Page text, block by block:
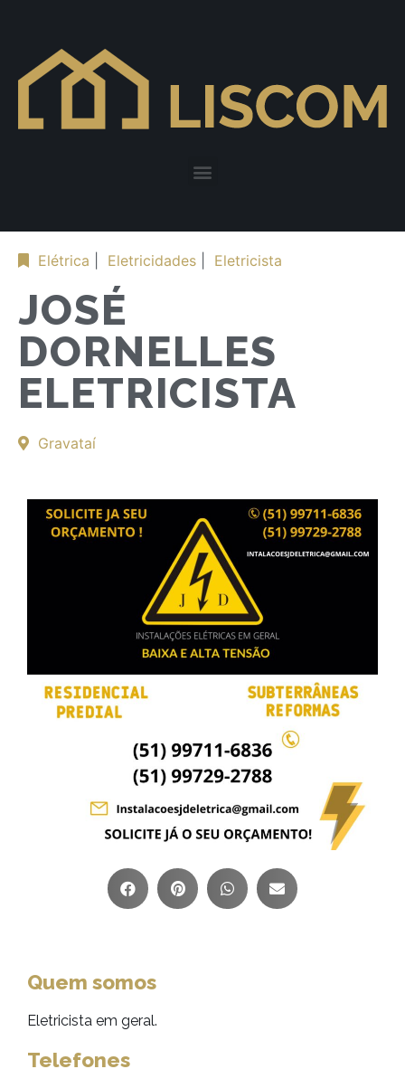
Elétrica Eletricidades Eletricista
JOSÉ
DORNELLES
ELETRICISTA
Gravataí
Quem somos
Eletricista em geral.
Telefones